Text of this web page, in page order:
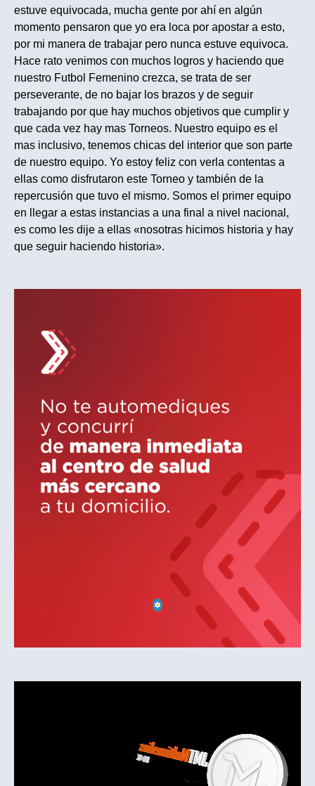
estuve equivocada, mucha gente por ahí en algún
momento pensaron que yo era loca por apostar a esto,
por mi manera de trabajar pero nunca estuve equivoca.
Hace rato venimos con muchos logros y haciendo que
nuestro Futbol Femenino crezca, se trata de ser
perseverante, de no bajar los brazos y de seguir
trabajando por que hay muchos objetivos que cumplir y
que cada vez hay mas Torneos. Nuestro equipo es el
mas inclusivo, tenemos chicas del interior que son parte
de nuestro equipo. Yo estoy feliz con verla contentas a
ellas como disfrutaron este Torneo y también de la
repercusión que tuvo el mismo. Somos el primer equipo
en llegar a estas instancias a una final a nivel nacional,
es como les dije a ellas «nosotras hicimos historia y hay
que seguir haciendo historia».